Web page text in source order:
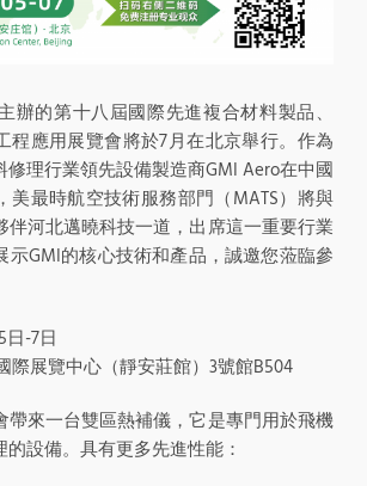
辦的第十八屆國際先進複合材料製品、
程應用展覽會將於7月在北京舉行。作為
理行業領先設備製造商GMI Aero在中國
美最時航空技術服務部門（MATS）將與
伴河北邁曉科技一道，出席這一重要行業
示GMI的核心技術和產品，誠邀您蒞臨參
日-7日
際展覽中心（靜安莊館）3號館B504
帶來一台雙區熱補儀，它是專門用於飛機
設備。具有更多先進性能：